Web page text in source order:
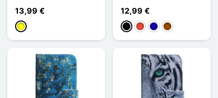
13,99 €
Amarillo
12,99 €
NegroRojoAzul oscuro
Marrón